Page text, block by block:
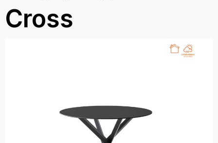
Cross